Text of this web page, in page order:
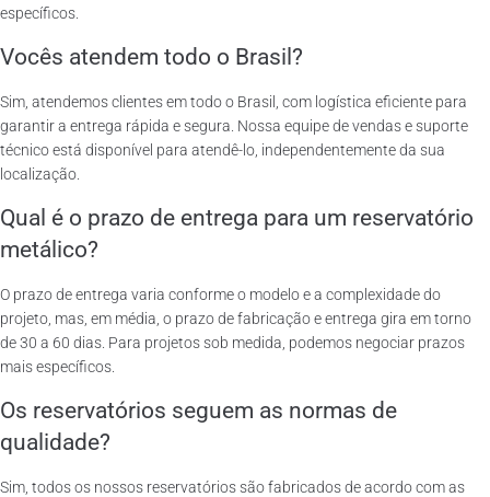
específicos.
Vocês atendem todo o Brasil?
Sim, atendemos clientes em todo o Brasil, com logística eficiente para
garantir a entrega rápida e segura. Nossa equipe de vendas e suporte
técnico está disponível para atendê-lo, independentemente da sua
localização.
Qual é o prazo de entrega para um reservatório
metálico?
O prazo de entrega varia conforme o modelo e a complexidade do
projeto, mas, em média, o prazo de fabricação e entrega gira em torno
de 30 a 60 dias. Para projetos sob medida, podemos negociar prazos
mais específicos.
Os reservatórios seguem as normas de
qualidade?
Sim, todos os nossos reservatórios são fabricados de acordo com as